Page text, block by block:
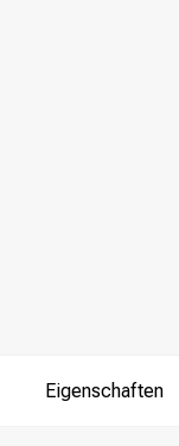
Eigenschaften